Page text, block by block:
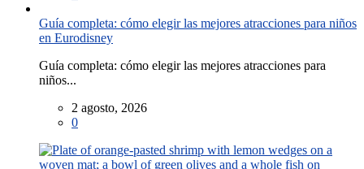
Guía completa: cómo elegir las mejores atracciones para niños
en Eurodisney
Guía completa: cómo elegir las mejores atracciones para
niños...
2 agosto, 2026
0